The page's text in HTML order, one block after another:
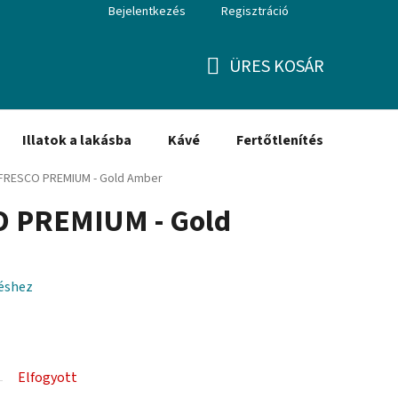
Bejelentkezés Regisztráció
ÜRES KOSÁR
Illatok a lakásba Kávé Fertőtlenítés
PREMIUM - Gold Amber
PREMIUM - Gold
Elfogyott